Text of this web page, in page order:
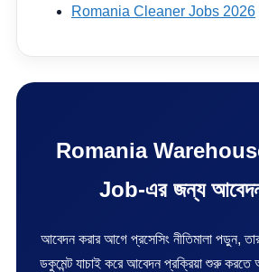
Romania Cleaner Jobs 2026
Romania
Job-এর জন্য
আবেদন করার আগে প্রসেসিং নীতিমালা পড়ুন,
ডকুমেন্ট যাচাই করে আবেদন প্রক্রিয়া শুরু করতে